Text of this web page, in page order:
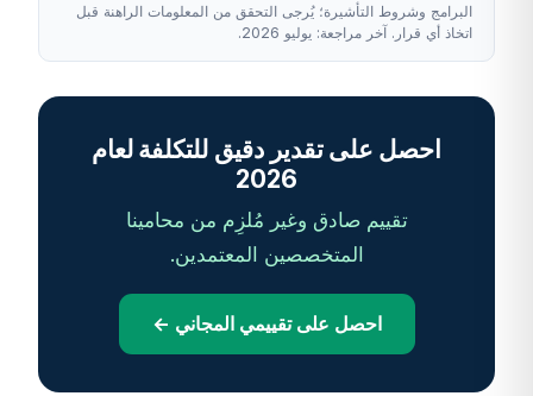
البرامج وشروط التأشيرة؛ يُرجى التحقق من المعلومات الراهنة قبل
اتخاذ أي قرار. آخر مراجعة: يوليو 2026.
احصل على تقدير دقيق للتكلفة لعام
2026
تقييم صادق وغير مُلزِم من محامينا
المتخصصين المعتمدين.
احصل على تقييمي المجاني ←